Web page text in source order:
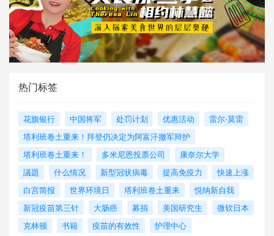
热门标签
花旗银行 中国将军 处罚计划 优惠活动
雷尔·莫雷
塔利班卷土重来！拜登仍决定为阿富汗撤军辩护
塔利班卷土重来！
多米尼恩投票公司
康奈尔大学
議題
什么情况 新型冠状病毒 提高免疫力
快速上涨
白宫简报
世界环境日 塔利班卷土重来
悦纳新自我
新冠疫苗第三针
大肠癌 募捐 美国研究生
微软日本
克林顿
书籍 疫苗的有效性
护理中心